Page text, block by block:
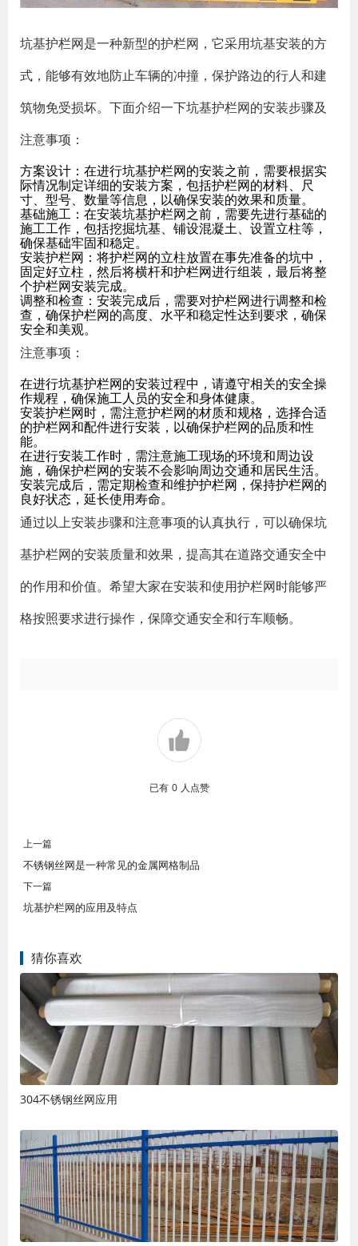
坑基护栏网是一种新型的护栏网，它采用坑基安装的方
式，能够有效地防止车辆的冲撞，保护路边的行人和建
筑物免受损坏。下面介绍一下坑基护栏网的安装步骤及
注意事项：
方案设计：在进行坑基护栏网的安装之前，需要根据实
际情况制定详细的安装方案，包括护栏网的材料、尺
寸、型号、数量等信息，以确保安装的效果和质量。
基础施工：在安装坑基护栏网之前，需要先进行基础的
施工工作，包括挖掘坑基、铺设混凝土、设置立柱等，
确保基础牢固和稳定。
安装护栏网：将护栏网的立柱放置在事先准备的坑中，
固定好立柱，然后将横杆和护栏网进行组装，最后将整
个护栏网安装完成。
调整和检查：安装完成后，需要对护栏网进行调整和检
查，确保护栏网的高度、水平和稳定性达到要求，确保
安全和美观。
注意事项：
在进行坑基护栏网的安装过程中，请遵守相关的安全操
作规程，确保施工人员的安全和身体健康。
安装护栏网时，需注意护栏网的材质和规格，选择合适
的护栏网和配件进行安装，以确保护栏网的品质和性
能。
在进行安装工作时，需注意施工现场的环境和周边设
施，确保护栏网的安装不会影响周边交通和居民生活。
安装完成后，需定期检查和维护护栏网，保持护栏网的
良好状态，延长使用寿命。
通过以上安装步骤和注意事项的认真执行，可以确保坑
基护栏网的安装质量和效果，提高其在道路交通安全中
的作用和价值。希望大家在安装和使用护栏网时能够严
格按照要求进行操作，保障交通安全和行车顺畅。
已有 0 人点赞
上一篇
不锈钢丝网是一种常见的金属网格制品
下一篇
坑基护栏网的应用及特点
猜你喜欢
304不锈钢丝网应用